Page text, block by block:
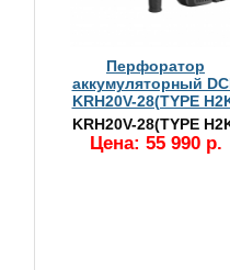
Перфоратор
аккумуляторный
KRH20V-28(TYPE
KRH20V-28(TYPE
Цена: 55 990 р.